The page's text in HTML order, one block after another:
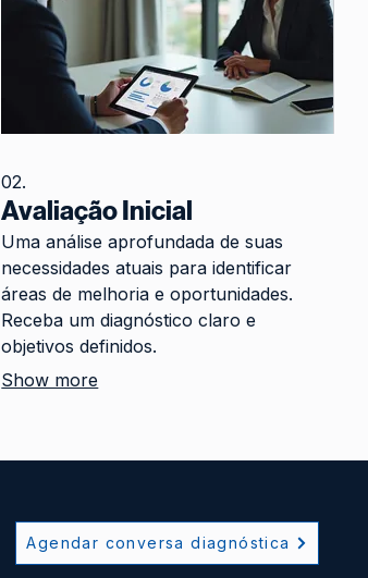
02.
Avaliação Inicial
Uma análise aprofundada de suas
necessidades atuais para identificar
áreas de melhoria e oportunidades.
Receba um diagnóstico claro e
objetivos definidos.
Show more
Agendar conversa diagnóstica